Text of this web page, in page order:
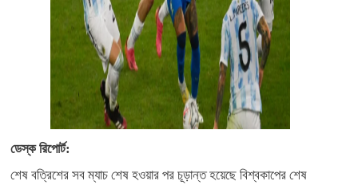
ডেস্ক রিপোর্ট:
শেষ বত্রিশের সব ম্যাচ শেষ হওয়ার পর চূড়ান্ত হয়েছে বিশ্বকাপের শেষ